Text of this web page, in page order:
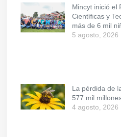
Mincyt inició el
Científicas y
más de 6 mil
5 agosto, 2026
La pérdida de
577 mil
4 agosto, 2026